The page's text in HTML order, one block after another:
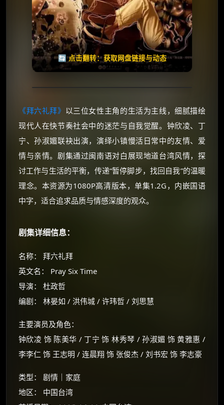
🔄 点击翻转：获取网盘链接与动态
失效请反馈
🧧️
天天领红包
《拜六礼拜》 以三位女性主角的生活为主线，细腻描绘
现代人在快节奏社会中的迷茫与自我觉醒。钟欣凌、丁
宁、孙淑媚联袂出演，演绎小镇慢活日常中的友情、爱
情与亲情。剧集通过闽南语对白展现地道台湾风情，探
讨工作与生活的平衡，传递“暂停脚步，找回自我”的温暖
理念。本资源为1080P高清版本，单集1.2G，内嵌国语
中字，适合追求品质与情感深度的观众。
剧集详细信息：
名称： 拜六礼拜
英文名： Pray Six Time
导演： 杜政哲
编剧： 林晏如 / 洪伟城 / 许玮哲 / 刘思慧
主要演员及角色：
钟欣凌 饰 陈美华 / 丁宁 饰 林秀琴 / 孙淑媚 饰 黄雅惠 /
李李仁 饰 王志明 / 连晨翔 饰 张俊杰 / 刘书宏 饰 李志豪
类型： 剧情｜家庭
地区： 中国台湾